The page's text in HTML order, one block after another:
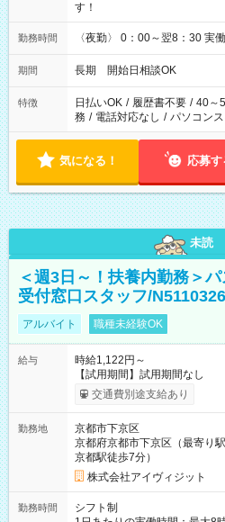
す！
勤務時間 〈夜勤〉 0：00～翌8：30 実
期間 長期 開始日相談OK
特徴 日払いOK / 履歴書不要 / 40～
務 / 電話対応なし / パソコン
気になる！ 応募す
未読
＜週3日～！扶養内勤務＞
受付窓口スタッフ/
アルバイト 職種未経験OK
給与
時給1,122円～
【試用期間】試用期間なし
交通費別途支給あり
勤務地
京都市下京区
京都府京都市下京区（最寄り
京都駅徒歩7分）
株式会社アイヴィジット
勤務時間
シフト制